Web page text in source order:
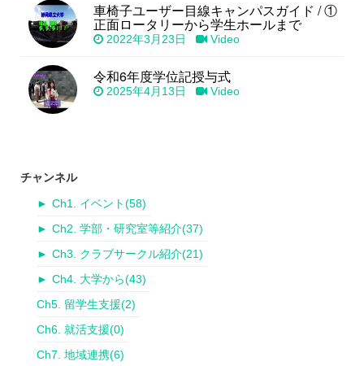
車椅子ユーザー目線キャンパスガイド / ①
正面ロータリーから学生ホールまで
2022年3月23日 Video
令和6年度学位記授与式
2025年4月13日 Video
チャンネル
► Ch1. イベント(58)
► Ch2. 学部・研究室等紹介(37)
► Ch3. クラブサークル紹介(21)
► Ch4. 大学から(43)
Ch5. 留学生支援(2)
Ch6. 就活支援(0)
Ch7. 地域連携(6)